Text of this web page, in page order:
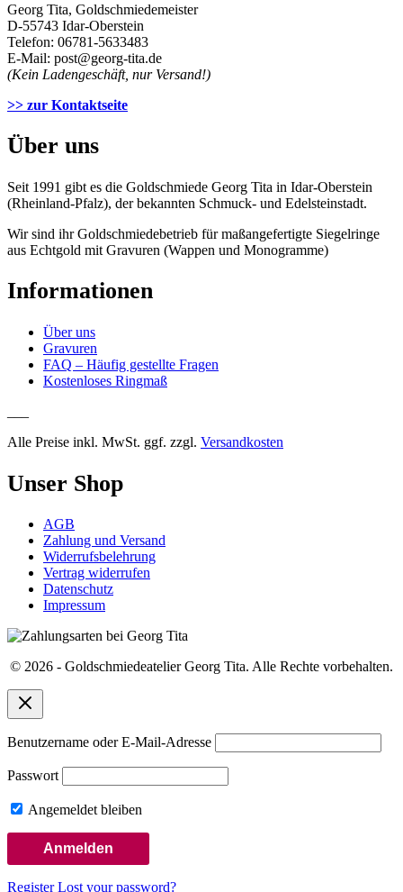
Georg Tita, Goldschmiedemeister
D-55743 Idar-Oberstein
Telefon: 06781-5633483
E-Mail: post@georg-tita.de
(Kein Ladengeschäft, nur Versand!)
>> zur Kontaktseite
Über uns
Seit 1991 gibt es die Goldschmiede Georg Tita in Idar-Oberstein
(Rheinland-Pfalz), der bekannten Schmuck- und Edelsteinstadt.
Wir sind ihr Goldschmiedebetrieb für maßangefertigte Siegelringe
aus Echtgold mit Gravuren (Wappen und Monogramme)
Informationen
Über uns
Gravuren
FAQ – Häufig gestellte Fragen
Kostenloses Ringmaß
Alle Preise inkl. MwSt. ggf. zzgl. Versandkosten
Unser Shop
AGB
Zahlung und Versand
Widerrufsbelehrung
Vertrag widerrufen
Datenschutz
Impressum
© 2026 - Goldschmiedeatelier Georg Tita. Alle Rechte vorbehalten.
Benutzername oder E-Mail-Adresse
Passwort
Angemeldet bleiben
Register Lost your password?